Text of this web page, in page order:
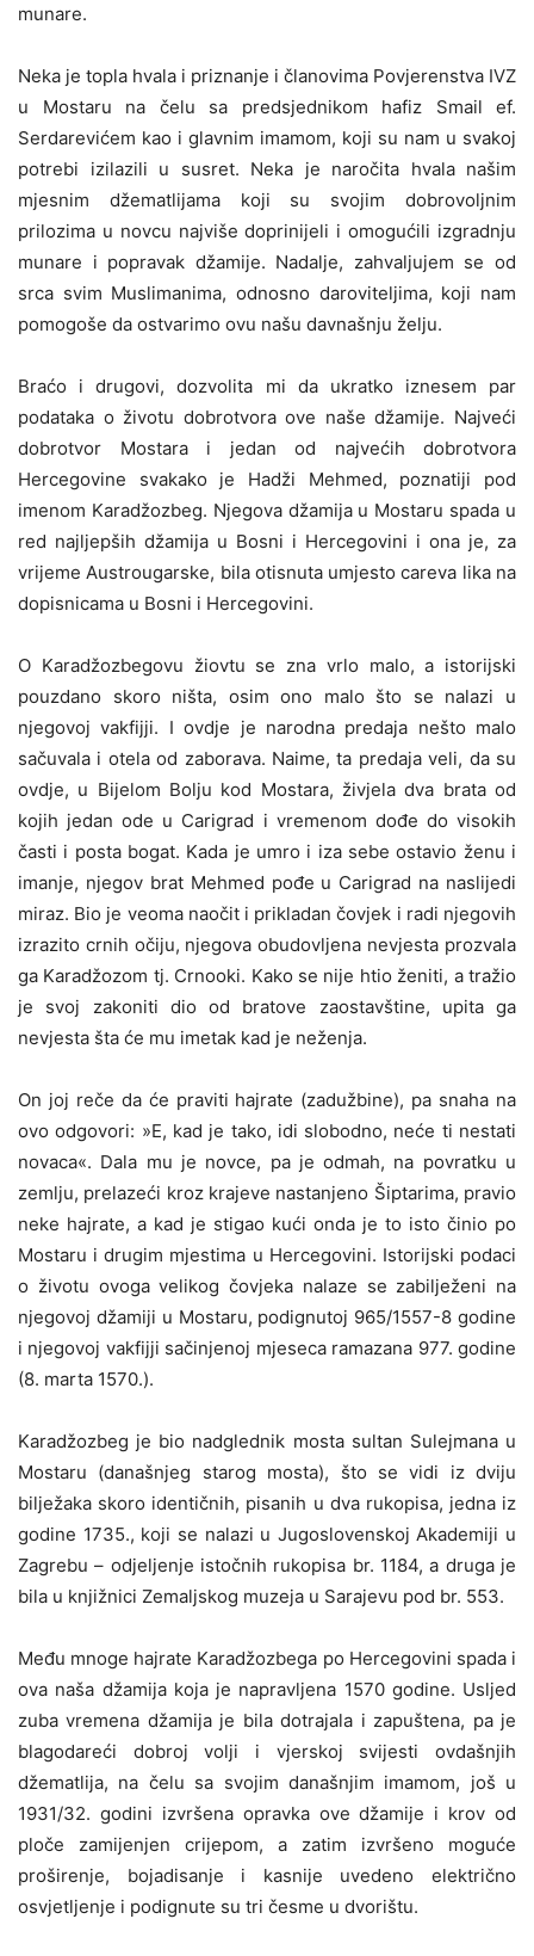
munare.
Neka je topla hvala i priznanje i članovima Povjerenstva IVZ
u Mostaru na čelu sa predsjednikom hafiz Smail ef.
Serdarevićem kao i glavnim imamom, koji su nam u svakoj
potrebi izilazili u susret. Neka je naročita hvala našim
mjesnim džematlijama koji su svojim dobrovoljnim
prilozima u novcu najviše doprinijeli i omogućili izgradnju
munare i popravak džamije. Nadalje, zahvaljujem se od
srca svim Muslimanima, odnosno daroviteljima, koji nam
pomogoše da ostvarimo ovu našu davnašnju želju.
Braćo i drugovi, dozvolita mi da ukratko iznesem par
podataka o životu dobrotvora ove naše džamije. Najveći
dobrotvor Mostara i jedan od najvećih dobrotvora
Hercegovine svakako je Hadži Mehmed, poznatiji pod
imenom Karadžozbeg. Njegova džamija u Mostaru spada u
red najljepših džamija u Bosni i Hercegovini i ona je, za
vrijeme Austrougarske, bila otisnuta umjesto careva lika na
dopisnicama u Bosni i Hercegovini.
O Karadžozbegovu žiovtu se zna vrlo malo, a istorijski
pouzdano skoro ništa, osim ono malo što se nalazi u
njegovoj vakfijji. I ovdje je narodna predaja nešto malo
sačuvala i otela od zaborava. Naime, ta predaja veli, da su
ovdje, u Bijelom Bolju kod Mostara, živjela dva brata od
kojih jedan ode u Carigrad i vremenom dođe do visokih
časti i posta bogat. Kada je umro i iza sebe ostavio ženu i
imanje, njegov brat Mehmed pođe u Carigrad na naslijedi
miraz. Bio je veoma naočit i prikladan čovjek i radi njegovih
izrazito crnih očiju, njegova obudovljena nevjesta prozvala
ga Karadžozom tj. Crnooki. Kako se nije htio ženiti, a tražio
je svoj zakoniti dio od bratove zaostavštine, upita ga
nevjesta šta će mu imetak kad je neženja.
On joj reče da će praviti hajrate (zadužbine), pa snaha na
ovo odgovori: »E, kad je tako, idi slobodno, neće ti nestati
novaca«. Dala mu je novce, pa je odmah, na povratku u
zemlju, prelazeći kroz krajeve nastanjeno Šiptarima, pravio
neke hajrate, a kad je stigao kući onda je to isto činio po
Mostaru i drugim mjestima u Hercegovini. Istorijski podaci
o životu ovoga velikog čovjeka nalaze se zabilježeni na
njegovoj džamiji u Mostaru, podignutoj 965/1557-8 godine
i njegovoj vakfijji sačinjenoj mjeseca ramazana 977. godine
(8. marta 1570.).
Karadžozbeg je bio nadglednik mosta sultan Sulejmana u
Mostaru (današnjeg starog mosta), što se vidi iz dviju
bilježaka skoro identičnih, pisanih u dva rukopisa, jedna iz
godine 1735., koji se nalazi u Jugoslovenskoj Akademiji u
Zagrebu – odjeljenje istočnih rukopisa br. 1184, a druga je
bila u knjižnici Zemaljskog muzeja u Sarajevu pod br. 553.
Među mnoge hajrate Karadžozbega po Hercegovini spada i
ova naša džamija koja je napravljena 1570 godine. Usljed
zuba vremena džamija je bila dotrajala i zapuštena, pa je
blagodareći dobroj volji i vjerskoj svijesti ovdašnjih
džematlija, na čelu sa svojim današnjim imamom, još u
1931/32. godini izvršena opravka ove džamije i krov od
ploče zamijenjen crijepom, a zatim izvršeno moguće
proširenje, bojadisanje i kasnije uvedeno električno
osvjetljenje i podignute su tri česme u dvorištu.